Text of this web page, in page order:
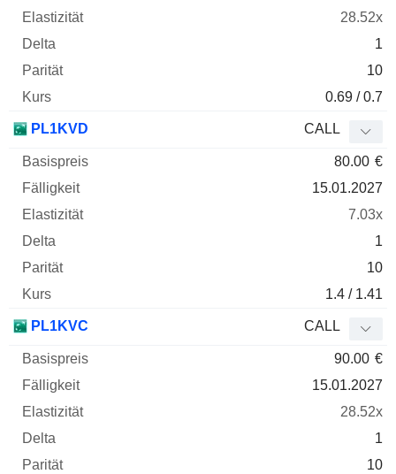
28.52x
1
10
0.69 / 0.7
PL1KVD CALL
80.00 €
15.01.2027
7.03x
1
10
1.4 / 1.41
PL1KVC CALL
90.00 €
15.01.2027
28.52x
1
10